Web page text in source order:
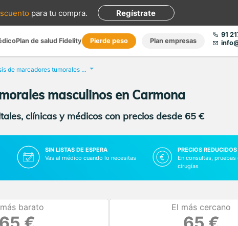
para tu compra. Regístrate
Plan de salud Fidelity Pierde peso Plan empresas
91
Análisis de marcadores tumorales masculinos
masculinos en Carmona
clínicas y médicos con precios desde 65 €
SIN LISTAS DE ESPERA
Vas al médico cuando lo necesitas
PRECIOS REDUCIDOS
En consultas,
cirugías
barato El más cercano